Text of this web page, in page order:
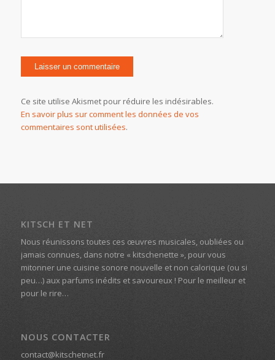
Ce site utilise Akismet pour réduire les indésirables.
En savoir plus sur comment les données de vos
commentaires sont utilisées.
KITSCH ET NET
Nous réunissons toutes ces œuvres musicales, oubliées ou
jamais connues, dans notre « kitschenette », pour vous
mitonner une cuisine sonore nouvelle et non calorique (ou si
peu…) aux parfums inédits et savoureux ! Pour le meilleur et
pour le rire…
NOUS CONTACTER
contact@kitschetnet.fr